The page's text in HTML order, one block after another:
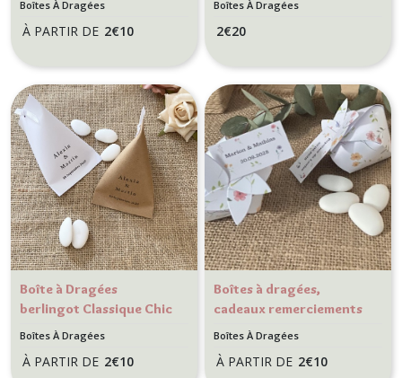
Boîtes À Dragées
À PARTIR DE 2€10
de
Mariage,
Baptême,
communion,
anniversaire -
Motif Tulipe
Boîtes À Dragées
2€20
Boîte à Dragées
berlingot Classique Chic
– Cadeau Invités Élégant
Boîtes À Dragées
À PARTIR DE 2€10
Boîtes à dragées,
cadeaux remerciements
invités - Mariage,
Boite fraise - Motif
Boîtes À Dragées
À PARTIR DE 2€10